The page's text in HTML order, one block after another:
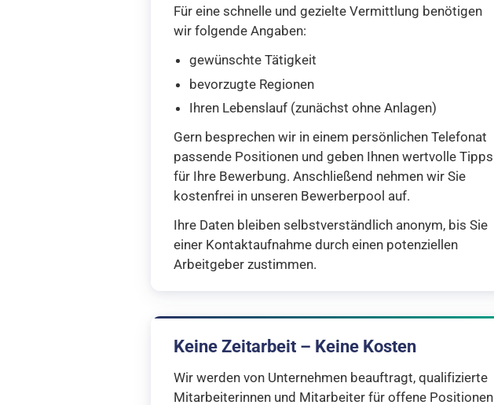
Für eine schnelle und gezielte Vermittlung benötigen
wir folgende Angaben:
gewünschte Tätigkeit
bevorzugte Regionen
Ihren Lebenslauf (zunächst ohne Anlagen)
Gern besprechen wir in einem persönlichen Telefonat
passende Positionen und geben Ihnen wertvolle Tipps
für Ihre Bewerbung. Anschließend nehmen wir Sie
kostenfrei in unseren Bewerberpool auf.
Ihre Daten bleiben selbstverständlich anonym, bis Sie
einer Kontaktaufnahme durch einen potenziellen
Arbeitgeber zustimmen.
Keine Zeitarbeit – Keine Kosten
Wir werden von Unternehmen beauftragt, qualifizierte
Mitarbeiterinnen und Mitarbeiter für offene Positionen